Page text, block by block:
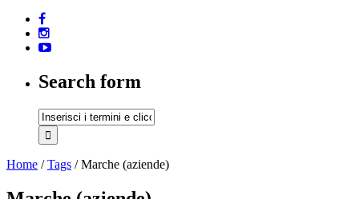
Search form
Home /Tags /Marche (aziende)